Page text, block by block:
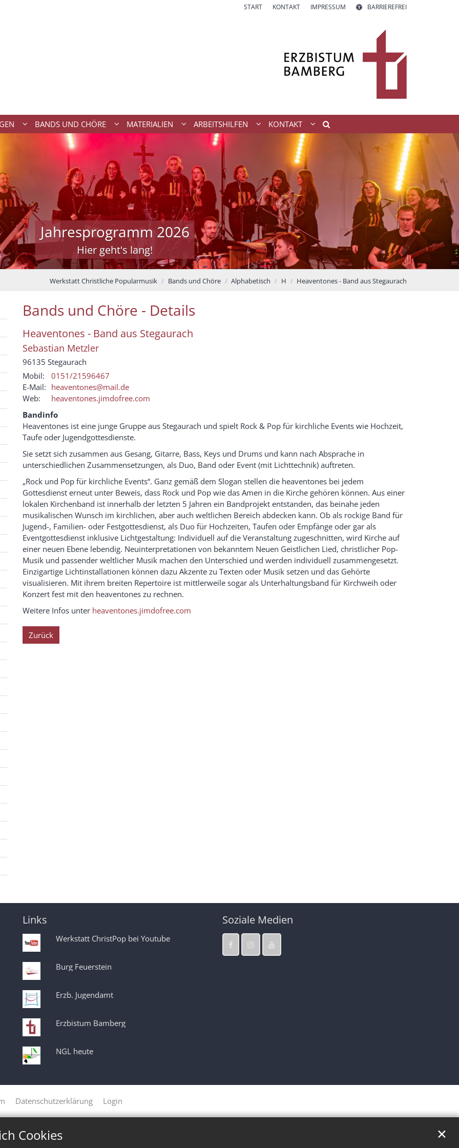
Cookies ✕
START KONTAKT IMPRESSUM BARRIEREFREI
BANDS UND CHÖRE MATERIALIEN ARBEITSHILFEN KONTAKT
Jahresprogramm 2026
Hier geht's lang!
Werkstatt Christliche Popularmusik Bands und Chöre Alphabetisch H Heaventones - Band aus Stegaurach
Bands und Chöre - Details
Heaventones - Band aus Stegaurach
Sebastian Metzler
96135 Stegaurach
Mobil:
0151/21596467
E-Mail: heaventones@mail.de
Web:
heaventones.jimdofree.com
Bandinfo
Heaventones ist eine junge Gruppe aus Stegaurach und spielt Rock & Pop für kirchliche Events wie Hochzeit,
Taufe oder Jugendgottesdienste.
Sie setzt sich zusammen aus Gesang, Gitarre, Bass, Keys und Drums und kann nach Absprache in
unterschiedlichen Zusammensetzungen, als Duo, Band oder Event (mit Lichttechnik) auftreten.
„Rock und Pop für kirchliche Events“. Ganz gemäß dem Slogan stellen die heaventones bei jedem
Gottesdienst erneut unter Beweis, dass Rock und Pop wie das Amen in die Kirche gehören können. Aus einer
lokalen Kirchenband ist innerhalb der letzten 5 Jahren ein Bandprojekt entstanden, das beinahe jeden
musikalischen Wunsch im kirchlichen, aber auch weltlichen Bereich abdecken kann. Ob als rockige Band für
Jugend-, Familien- oder Festgottesdienst, als Duo für Hochzeiten, Taufen oder Empfänge oder gar als
Eventgottesdienst inklusive Lichtgestaltung: Individuell auf die Veranstaltung zugeschnitten, wird Kirche auf
einer neuen Ebene lebendig. Neuinterpretationen von bekanntem Neuen Geistlichen Lied, christlicher Pop-
Musik und passender weltlicher Musik machen den Unterschied und werden individuell zusammengesetzt.
Einzigartige Lichtinstallationen können dazu Akzente zu Texten oder Musik setzen und das Gehörte
visualisieren. Mit ihrem breiten Repertoire ist mittlerweile sogar als Unterhaltungsband für Kirchweih oder
Konzert fest mit den heaventones zu rechnen.
Weitere Infos unter heaventones.jimdofree.com
Zurück
Links
Werkstatt ChristPop bei Youtube
Burg Feuerstein
Erzb. Jugendamt
Erzbistum Bamberg
NGL heute
Soziale Medien
Datenschutzerklärung Login